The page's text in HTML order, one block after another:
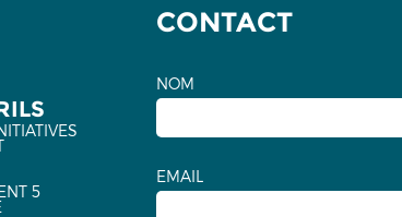
5
CONTACT
NOM
EMAIL